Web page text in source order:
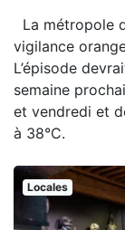
La métropole
vigilance
L’épisode
semaine
et vendredi et
à 38°C.
Locales